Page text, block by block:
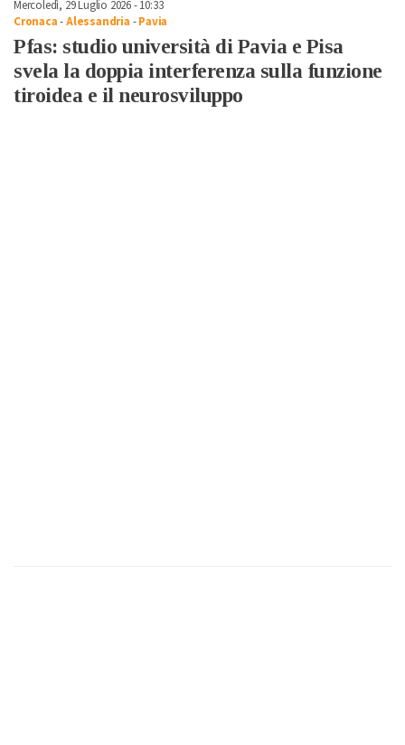
Mercoledì, 29 Luglio 2026 - 10:33
Cronaca-Alessandria -Pavia
Pfas: studio università di Pavia e Pisa
svela la doppia interferenza sulla funzione
tiroidea e il neurosviluppo